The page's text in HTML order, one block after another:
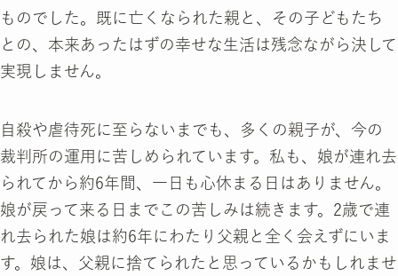
ものでした。既に亡くなられた親と、その子どもたち
との、本来あったはずの幸せな生活は残念ながら決して
実現しません。
自殺や虐待死に至らないまでも、多くの親子が、今の
裁判所の運用に苦しめられています。私も、娘が連れ去
られてから約6年間、一日も心休まる日はありません。
娘が戻って来る日までこの苦しみは続きます。2歳で連
れ去られた娘は約6年にわたり父親と全く会えずにいま
す。娘は、父親に捨てられたと思っているかもしれませ